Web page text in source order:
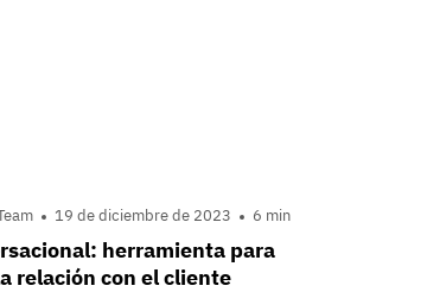
19 de diciembre de 2023 6 min
herramienta para
relación con el cliente